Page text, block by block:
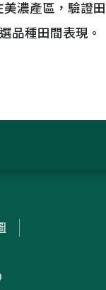
濃產區，驗證
品種田間表現。